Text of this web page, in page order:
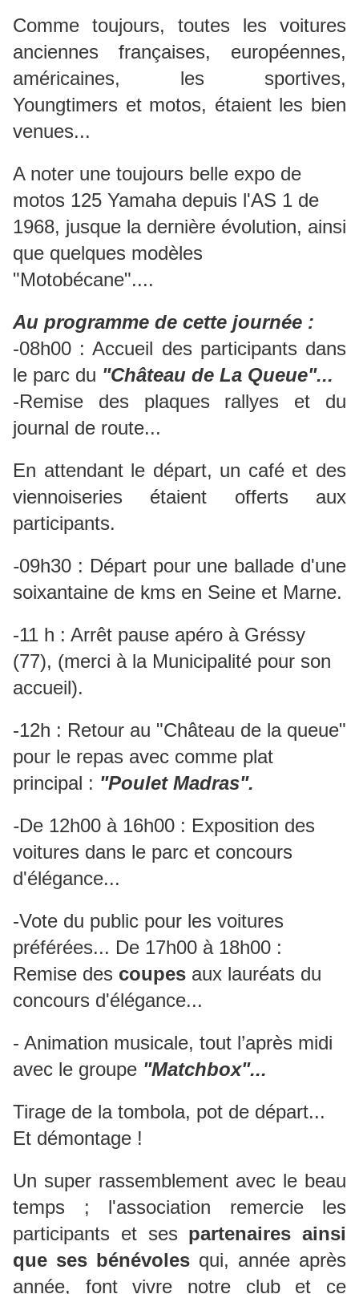
Comme toujours, toutes les voitures
anciennes françaises, européennes,
américaines, les sportives,
Youngtimers et motos, étaient les bien
venues...
A noter une toujours belle expo de
motos 125 Yamaha depuis l'AS 1 de
1968, jusque la dernière évolution, ainsi
que quelques modèles
"Motobécane"....
Au programme de cette journée :
-08h00 : Accueil des participants dans
le parc du "Château de La Queue"...
-Remise des plaques rallyes et du
journal de route...
En attendant le départ, un café et des
viennoiseries étaient offerts aux
participants.
-09h30 : Départ pour une ballade d'une
soixantaine de kms en Seine et Marne.
-11 h : Arrêt pause apéro à Gréssy
(77), (merci à la Municipalité pour son
accueil).
-12h : Retour au "Château de la queue"
pour le repas avec comme plat
principal : "Poulet Madras".
-De 12h00 à 16h00 : Exposition des
voitures dans le parc et concours
d'élégance...
-Vote du public pour les voitures
préférées... De 17h00 à 18h00 :
Remise des coupes aux lauréats du
concours d'élégance...
- Animation musicale, tout l’après midi
avec le groupe "Matchbox"...
Tirage de la tombola, pot de départ...
Et démontage !
Un super rassemblement avec le beau
temps ; l'association remercie les
participants et ses partenaires ainsi
que ses bénévoles qui, année après
année, font vivre notre club et ce